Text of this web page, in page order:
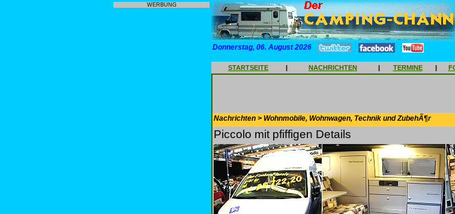
WERBUNG
Donnerstag, 06. August 2026
STARTSEITE | NACHRICHTEN | TERMINE |
Nachrichten > Wohnmobile, Wohnwagen, Technik und ZubehÃ¶r
Piccolo mit pfiffigen Details